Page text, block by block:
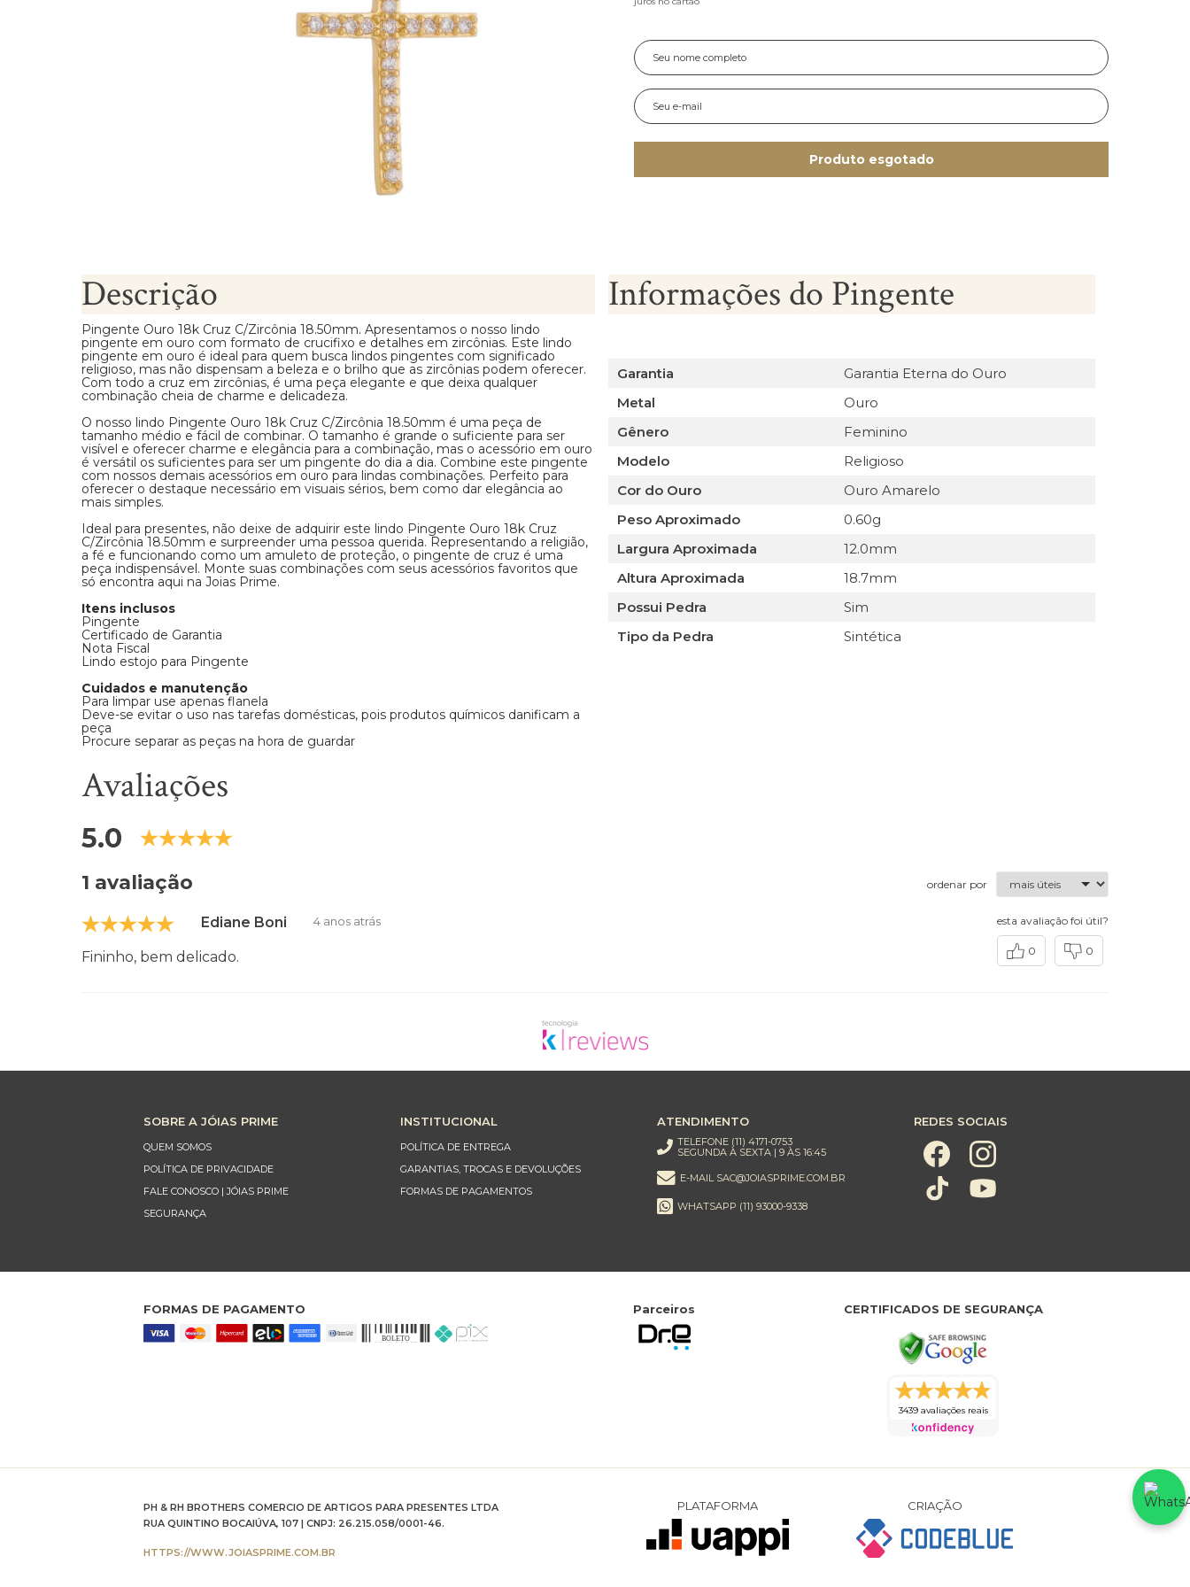
Produto esgotado
Descrição
Pingente Ouro 18k Cruz C/Zircônia 18.50mm. Apresentamos o nosso lindo
pingente em ouro com formato de crucifixo e detalhes em zircônias. Este lindo
pingente em ouro é ideal para quem busca lindos pingentes com significado
religioso, mas não dispensam a beleza e o brilho que as zircônias podem oferecer.
Com todo a cruz em zircônias, é uma peça elegante e que deixa qualquer
combinação cheia de charme e delicadeza.
O nosso lindo Pingente Ouro 18k Cruz C/Zircônia 18.50mm é uma peça de
tamanho médio e fácil de combinar. O tamanho é grande o suficiente para ser
visível e oferecer charme e elegância para a combinação, mas o acessório em ouro
é versátil os suficientes para ser um pingente do dia a dia. Combine este pingente
com nossos demais acessórios em ouro para lindas combinações. Perfeito para
oferecer o destaque necessário em visuais sérios, bem como dar elegância ao
mais simples.
Ideal para presentes, não deixe de adquirir este lindo Pingente Ouro 18k Cruz
C/Zircônia 18.50mm e surpreender uma pessoa querida. Representando a religião,
a fé e funcionando como um amuleto de proteção, o pingente de cruz é uma
peça indispensável. Monte suas combinações com seus acessórios favoritos que
só encontra aqui na Joias Prime.
Itens inclusos
Pingente
Certificado de Garantia
Nota Fiscal
Lindo estojo para Pingente
Cuidados e manutenção
Para limpar use apenas flanela
Deve-se evitar o uso nas tarefas domésticas, pois produtos químicos danificam a
peça
Procure separar as peças na hora de guardar
Informações do Pingente
Garantia
Garantia Eterna do Ouro
Metal
Ouro
Gênero
Feminino
Modelo
Religioso
Cor do Ouro
Ouro Amarelo
Peso Aproximado
0.60g
Largura Aproximada
12.0mm
Altura Aproximada
18.7mm
Possui Pedra
Sim
Tipo da Pedra
Sintética
Avaliações
5.0
1 avaliação ordenar por
Ediane Boni 4 anos atrás
Fininho, bem delicado.
esta avaliação foi útil?
0 0
SOBRE A JÓIAS PRIME
QUEM SOMOS
POLÍTICA DE PRIVACIDADE
FALE CONOSCO | JÓIAS PRIME
SEGURANÇA
INSTITUCIONAL
POLÍTICA DE ENTREGA
GARANTIAS, TROCAS E DEVOLUÇÕES
FORMAS DE PAGAMENTOS
ATENDIMENTO
TELEFONE (11) 4171-0753
SEGUNDA À SEXTA | 9 ÀS 16:45
E-MAIL SAC@JOIASPRIME.COM.BR
WHATSAPP (11) 93000-9338
REDES SOCIAIS
FORMAS DE PAGAMENTO Parceiros CERTIFICADOS DE SEGURANÇA
3439 avaliações reais
PH & RH BROTHERS COMERCIO DE ARTIGOS PARA PRESENTES LTDA
RUA QUINTINO BOCAIÚVA, 107 | CNPJ: 26.215.058/0001-46.
HTTPS://WWW.JOIASPRIME.COM.BR
PLATAFORMA CRIAÇÃO